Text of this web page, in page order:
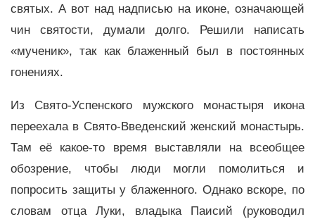
святых. А вот над надписью на иконе, означающей
чин святости, думали долго. Решили написать
«мученик», так как блаженный был в постоянных
гонениях.
Из Свято-Успенского мужского монастыря икона
переехала в Свято-Введенский женский монастырь.
Там её какое-то время выставляли на всеобщее
обозрение, чтобы люди могли помолиться и
попросить защиты у блаженного. Однако вскоре, по
словам отца Луки, владыка Паисий (руководил